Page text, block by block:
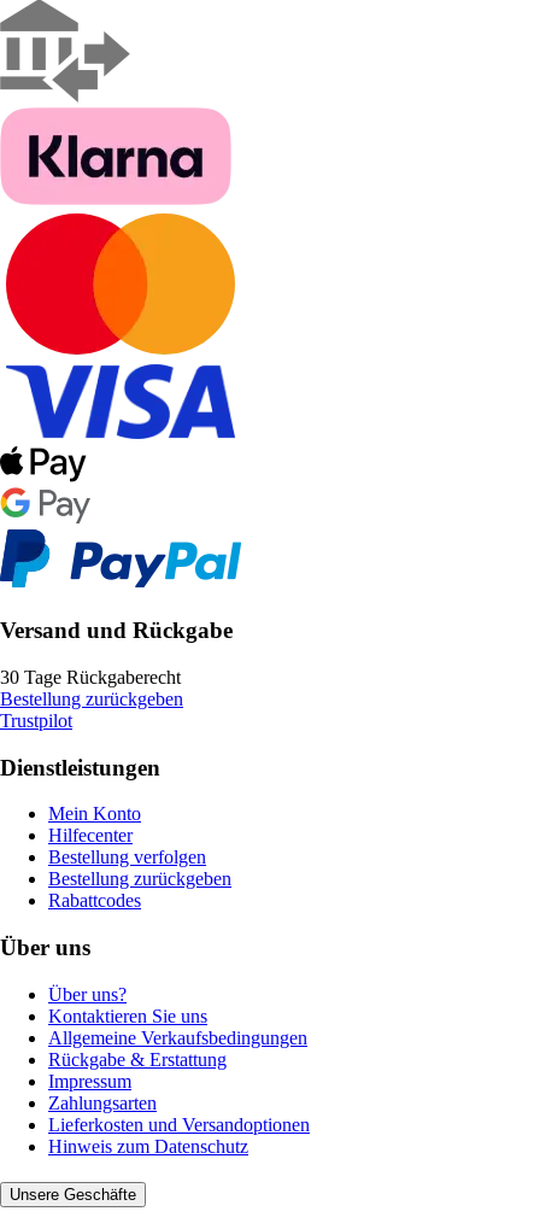
Versand und Rückgabe
30 Tage Rückgaberecht
Bestellung zurückgeben
Trustpilot
Dienstleistungen
Mein Konto
Hilfecenter
Bestellung verfolgen
Bestellung zurückgeben
Rabattcodes
Über uns
Über uns?
Kontaktieren Sie uns
Allgemeine Verkaufsbedingungen
Rückgabe & Erstattung
Impressum
Zahlungsarten
Lieferkosten und Versandoptionen
Hinweis zum Datenschutz
Unsere Geschäfte